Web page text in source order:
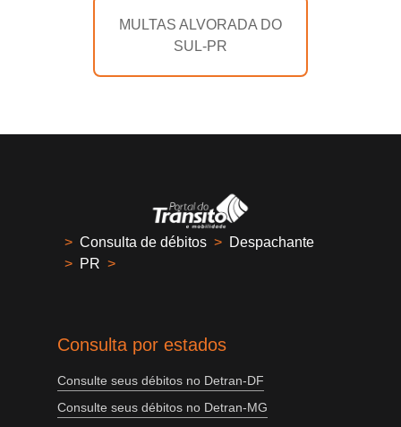
MULTAS ALVORADA DO
SUL-PR
> Consulta de débitos > Despachante
> PR >
Consulta por estados
Consulte seus débitos no Detran-DF
Consulte seus débitos no Detran-MG